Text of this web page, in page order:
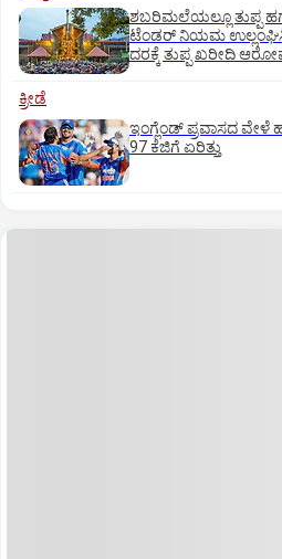
ಶಬರಿಮಲೆಯಲ್ಲೂ ತುಪ್ಪ
ಟೆಂಡರ್‌ ನಿಯಮ ಉಲ್ಲಂಘಿಸಿ
ದರಕ್ಕೆ ತುಪ್ಪ ಖರೀದಿ
ಕ್ರೀಡೆ
ಇಂಗ್ಲೆಂಡ್‌ ಪ್ರವಾಸದ ವೇಳೆ
97 ಕೆಜಿಗೆ ಏರಿತ್ತು